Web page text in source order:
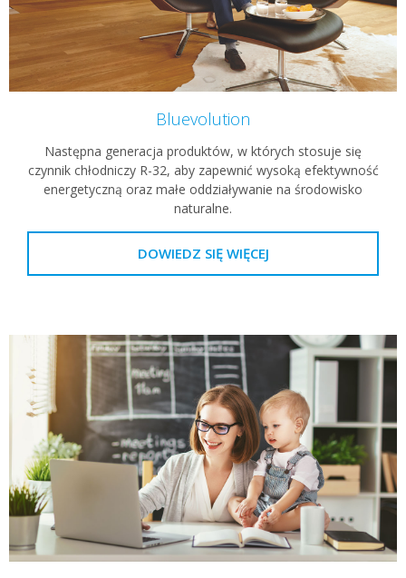
Bluevolution
Następna generacja produktów, w których stosuje się
czynnik chłodniczy R-32, aby zapewnić wysoką efektywność
energetyczną oraz małe oddziaływanie na środowisko
naturalne.
DOWIEDZ SIĘ WIĘCEJ